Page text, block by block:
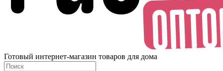
Готовый интернет-магазин товаров для дома